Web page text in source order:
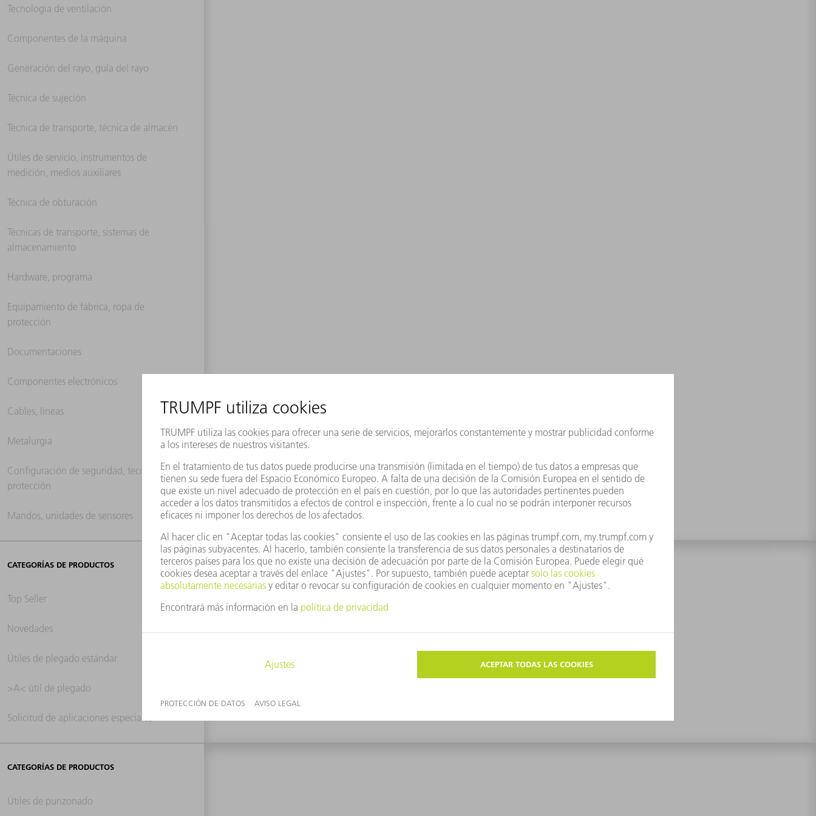
Tecnología de ventilación
Componentes de la máquina
Generación del rayo, guía del rayo
Técnica de sujeción
Técnica de transporte, técnica de almacén
Útiles de servicio, instrumentos de
medición, medios auxiliares
Técnica de obturación
Técnicas de transporte, sistemas de
almacenamiento
Hardware, programa
Equipamiento de fábrica, ropa de
protección
Documentaciones
Componentes electrónicos
Cables, líneas
Metalurgia
Configuración de seguridad, tecnología de
protección
Mandos, unidades de sensores
CATEGORÍAS DE PRODUCTOS
Top Seller
Novedades
Útiles de plegado estándar
>A< útil de plegado
Solicitud de aplicaciones especiales
CATEGORÍAS DE PRODUCTOS
Útiles de punzonado